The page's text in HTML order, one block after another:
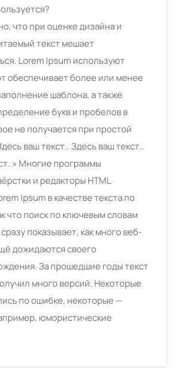
что при оценке дизайна и
текст мешает
Lorem Ipsum используют
обеспечивает более или менее
шаблона, а также
букв и пробелов в
не получается при простой
ваш текст.. Здесь ваш текст..
Многие программы
и редакторы HTML
Ipsum в качестве текста по
что поиск по ключевым словам
показывает, как много веб-
дожидаются своего
За прошедшие годы текст
много версий. Некоторые
по ошибке, некоторые —
юмористические